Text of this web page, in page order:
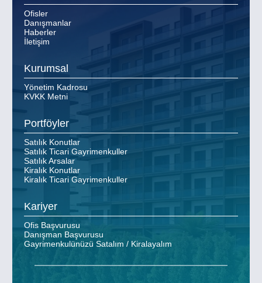
Ofisler
Danışmanlar
Haberler
İletişim
Kurumsal
Yönetim Kadrosu
KVKK Metni
Portföyler
Satılık Konutlar
Satılık Ticari Gayrimenkuller
Satılık Arsalar
Kiralık Konutlar
Kiralık Ticari Gayrimenkuller
Kariyer
Ofis Başvurusu
Danışman Başvurusu
Gayrimenkulünüzü Satalım / Kiralayalım